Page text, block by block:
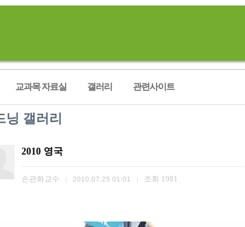
교과목 자료실 갤러리 관련사이트
닝 갤러리
2010 영국
손관화교수 2010.07.25 01:01 조회 1981